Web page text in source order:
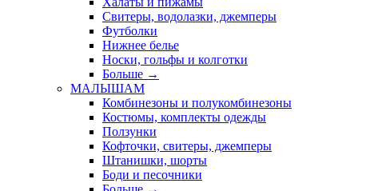
Свитеры, водолазки, джемперы
Футболки
Нижнее белье
Носки, гольфы и колготки
Больше →
МАЛЫШАМ
Комбинезоны и полукомбинезоны
Костюмы, комплекты одежды
Ползунки
Кофточки, свитеры, джемперы
Штанишки, шорты
Боди и песочники